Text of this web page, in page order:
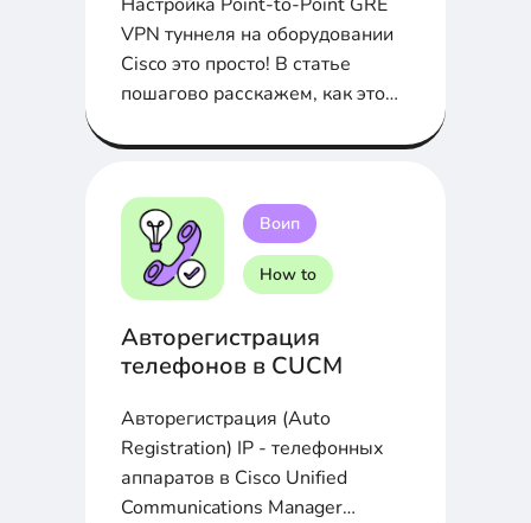
VPN туннеля на оборудовании
Cisco это просто! В статье
пошагово расскажем, как это
Воип
How to
Авторегистрация
телефонов в CUCM
Авторегистрация (Auto
Registration) IP - телефонных
аппаратов в Cisco Unified
Communications Manager